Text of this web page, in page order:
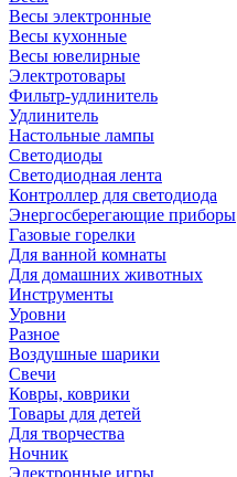
Весы электронные
Весы кухонные
Весы ювелирные
Электротовары
Фильтр-удлинитель
Удлинитель
Настольные лампы
Светодиоды
Светодиодная лента
Контроллер для светодиода
Энергосберегающие приборы
Газовые горелки
Для ванной комнаты
Для домашних животных
Инструменты
Уровни
Разное
Воздушные шарики
Свечи
Ковры, коврики
Товары для детей
Для творчества
Ночник
Электронные игры